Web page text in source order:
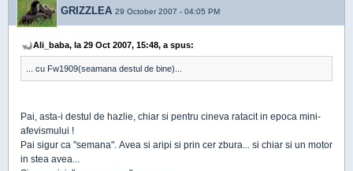
GRIZZLEA 29 October 2007 - 04:05 PM
Ali_baba, la 29 Oct 2007, 15:48, a spus:
... cu Fw1909(seamana destul de bine)...
Pai, asta-i destul de hazlie, chiar si pentru cineva ratacit in epoca mini-
afevismului !
Pai sigur ca "semana". Avea si aripi si prin cer zbura... si chiar si un motor
in stea avea...